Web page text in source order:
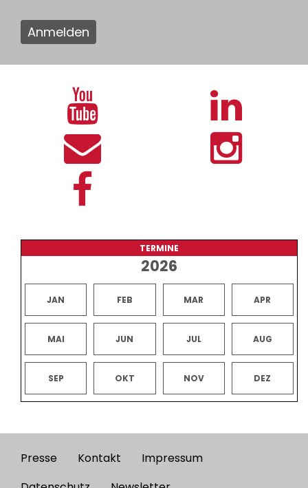
Anmelden
TERMINE
2026
JAN FEB MAR APR
MAI JUN JUL AUG
SEP OKT NOV DEZ
Footer
Presse Kontakt
Impressum